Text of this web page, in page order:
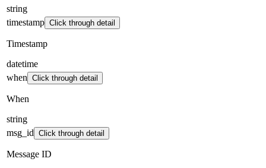
string
timestamp Click through detail
Timestamp
datetime
when Click through detail
When
string
msg_id Click through detail
Message ID